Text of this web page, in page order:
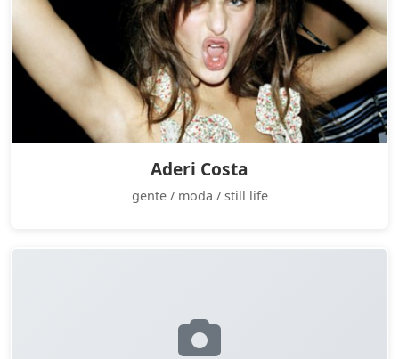
Aderi Costa
gente / moda / still life